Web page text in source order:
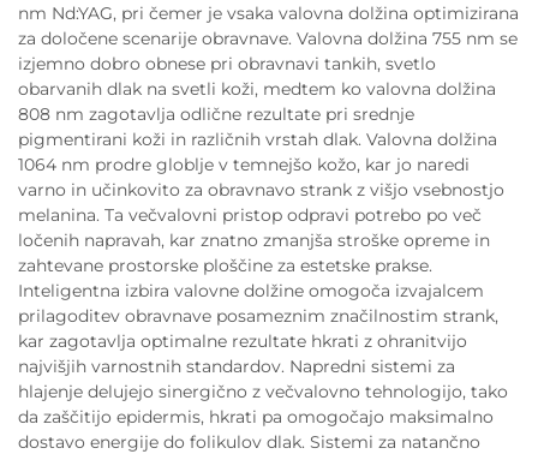
nm Nd:YAG, pri čemer je vsaka valovna dolžina optimizirana
za določene scenarije obravnave. Valovna dolžina 755 nm se
izjemno dobro obnese pri obravnavi tankih, svetlo
obarvanih dlak na svetli koži, medtem ko valovna dolžina
808 nm zagotavlja odlične rezultate pri srednje
pigmentirani koži in različnih vrstah dlak. Valovna dolžina
1064 nm prodre globlje v temnejšo kožo, kar jo naredi
varno in učinkovito za obravnavo strank z višjo vsebnostjo
melanina. Ta večvalovni pristop odpravi potrebo po več
ločenih napravah, kar znatno zmanjša stroške opreme in
zahtevane prostorske ploščine za estetske prakse.
Inteligentna izbira valovne dolžine omogoča izvajalcem
prilagoditev obravnave posameznim značilnostim strank,
kar zagotavlja optimalne rezultate hkrati z ohranitvijo
najvišjih varnostnih standardov. Napredni sistemi za
hlajenje delujejo sinergično z večvalovno tehnologijo, tako
da zaščitijo epidermis, hkrati pa omogočajo maksimalno
dostavo energije do folikulov dlak. Sistemi za natančno